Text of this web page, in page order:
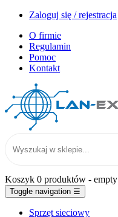
Zaloguj się / rejestracja
O firmie
Regulamin
Pomoc
Kontakt
Koszyk 0 produktów - empty
Toggle navigation ☰
Sprzęt sieciowy